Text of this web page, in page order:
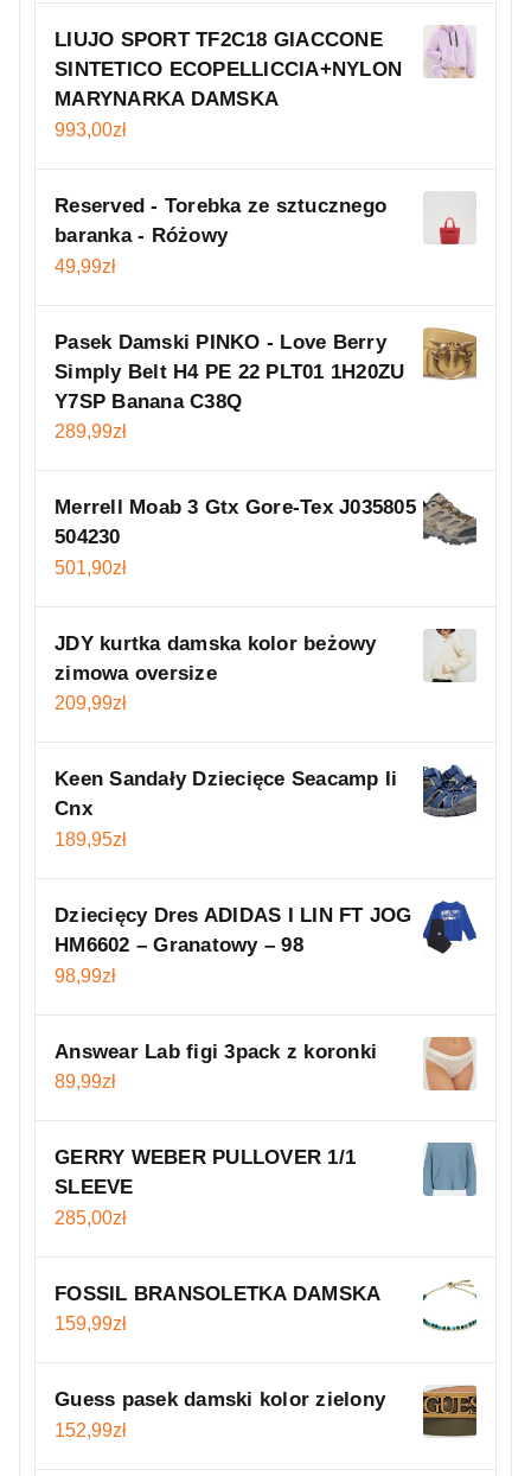
LIUJO SPORT TF2C18 GIACCONE
SINTETICO ECOPELLICCIA+NYLON
MARYNARKA DAMSKA
993,00zł
Reserved - Torebka ze sztucznego
baranka - Różowy
49,99zł
Pasek Damski PINKO - Love Berry
Simply Belt H4 PE 22 PLT01 1H20ZU
Y7SP Banana C38Q
289,99zł
Merrell Moab 3 Gtx Gore-Tex J035805
504230
501,90zł
JDY kurtka damska kolor beżowy
zimowa oversize
209,99zł
Keen Sandały Dziecięce Seacamp Ii
Cnx
189,95zł
Dziecięcy Dres ADIDAS I LIN FT JOG
HM6602 – Granatowy – 98
98,99zł
Answear Lab figi 3pack z koronki
89,99zł
GERRY WEBER PULLOVER 1/1
SLEEVE
285,00zł
FOSSIL BRANSOLETKA DAMSKA
159,99zł
Guess pasek damski kolor zielony
152,99zł